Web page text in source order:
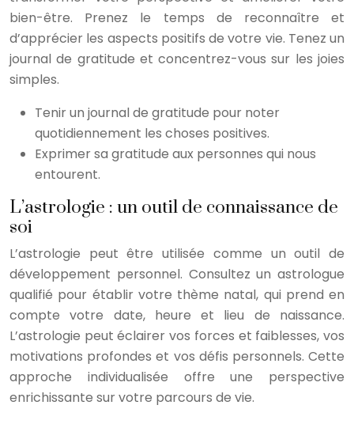
bien-être. Prenez le temps de reconnaître et
d’apprécier les aspects positifs de votre vie. Tenez un
journal de gratitude et concentrez-vous sur les joies
simples.
Tenir un journal de gratitude pour noter
quotidiennement les choses positives.
Exprimer sa gratitude aux personnes qui nous
entourent.
L’astrologie : un outil de connaissance de
soi
L’astrologie peut être utilisée comme un outil de
développement personnel. Consultez un astrologue
qualifié pour établir votre thème natal, qui prend en
compte votre date, heure et lieu de naissance.
L’astrologie peut éclairer vos forces et faiblesses, vos
motivations profondes et vos défis personnels. Cette
approche individualisée offre une perspective
enrichissante sur votre parcours de vie.